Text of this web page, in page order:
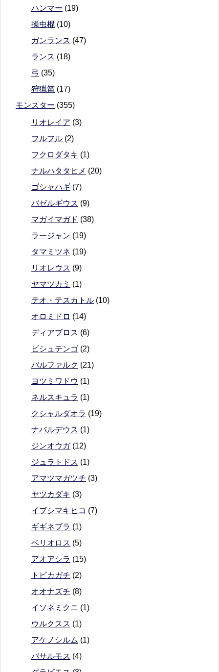
ハンマー (19)
操虫棍 (10)
ガンランス (47)
ランス (18)
弓 (35)
狩猟笛 (17)
モンスター (355)
リオレイア (3)
フルフル (2)
フクロダタキ (1)
ナルハタタヒメ (20)
ゴシャハギ (7)
バゼルギウス (9)
マガイマガド (38)
ラージャン (19)
タマミツネ (19)
リオレウス (9)
ヤマツカミ (1)
テオ・テスカトル (10)
オロミドロ (14)
ディアブロス (6)
ビシュテンゴ (2)
バルファルク (21)
ヨツミワドウ (1)
ネルスキュラ (1)
クシャルダオラ (19)
ナバルデウス (1)
ジンオウガ(12)
ジュラトドス (1)
アマツマガツチ (3)
ヤツカダキ (3)
イブシマキヒコ (7)
ギギネブラ (1)
ベリオロス (5)
アオアシラ (15)
トビカガチ (2)
オオナズチ (8)
イソネミクニ (1)
ウルクスス (1)
アケノシルム (1)
バサルモス (4)